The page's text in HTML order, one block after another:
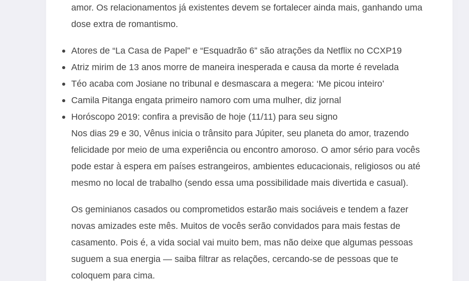
amor. Os relacionamentos já existentes devem se fortalecer ainda mais, ganhando uma
dose extra de romantismo.
Atores de “La Casa de Papel” e “Esquadrão 6” são atrações da Netflix no CCXP19
Atriz mirim de 13 anos morre de maneira inesperada e causa da morte é revelada
Téo acaba com Josiane no tribunal e desmascara a megera: ‘Me picou inteiro’
Camila Pitanga engata primeiro namoro com uma mulher, diz jornal
Horóscopo 2019: confira a previsão de hoje (11/11) para seu signo
Nos dias 29 e 30, Vênus inicia o trânsito para Júpiter, seu planeta do amor, trazendo
felicidade por meio de uma experiência ou encontro amoroso. O amor sério para vocês
pode estar à espera em países estrangeiros, ambientes educacionais, religiosos ou até
mesmo no local de trabalho (sendo essa uma possibilidade mais divertida e casual).
Os geminianos casados ou comprometidos estarão mais sociáveis e tendem a fazer
novas amizades este mês. Muitos de vocês serão convidados para mais festas de
casamento. Pois é, a vida social vai muito bem, mas não deixe que algumas pessoas
suguem a sua energia — saiba filtrar as relações, cercando-se de pessoas que te
coloquem para cima.